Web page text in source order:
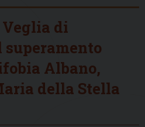
di
Albano,
della Stella